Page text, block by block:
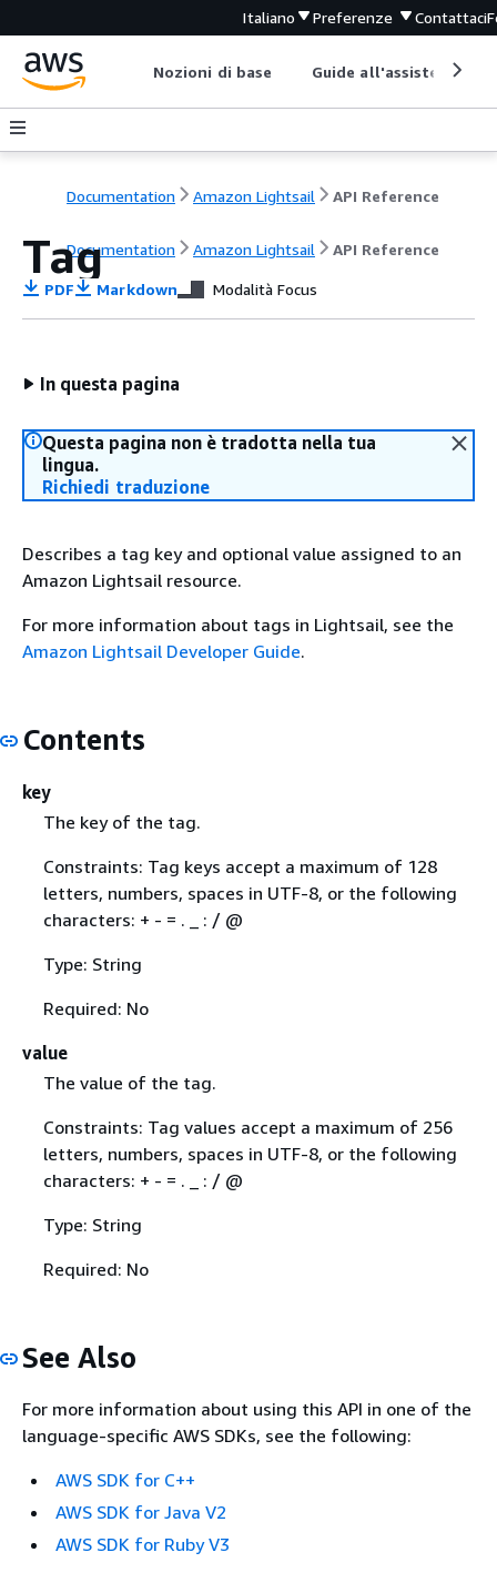
Italiano Preferenze Contattaci
Nozioni di base Guide all'assistenza
Documentation Amazon Lightsail API Reference
Documentation Amazon Lightsail API Reference
Tag
PDF Markdown Modalità Focus
In questa pagina
Questa pagina non è tradotta nella tua
lingua.
Richiedi traduzione
Describes a tag key and optional value assigned to an
Amazon Lightsail resource.
For more information about tags in Lightsail, see the
Amazon Lightsail Developer Guide.
Contents
key
The key of the tag.
Constraints: Tag keys accept a maximum of 128
letters, numbers, spaces in UTF-8, or the following
characters: + - = . _ : / @
Type: String
Required: No
value
The value of the tag.
Constraints: Tag values accept a maximum of 256
letters, numbers, spaces in UTF-8, or the following
characters: + - = . _ : / @
Type: String
Required: No
See Also
For more information about using this API in one of the
language-specific AWS SDKs, see the following:
AWS SDK for C++
AWS SDK for Java V2
AWS SDK for Ruby V3